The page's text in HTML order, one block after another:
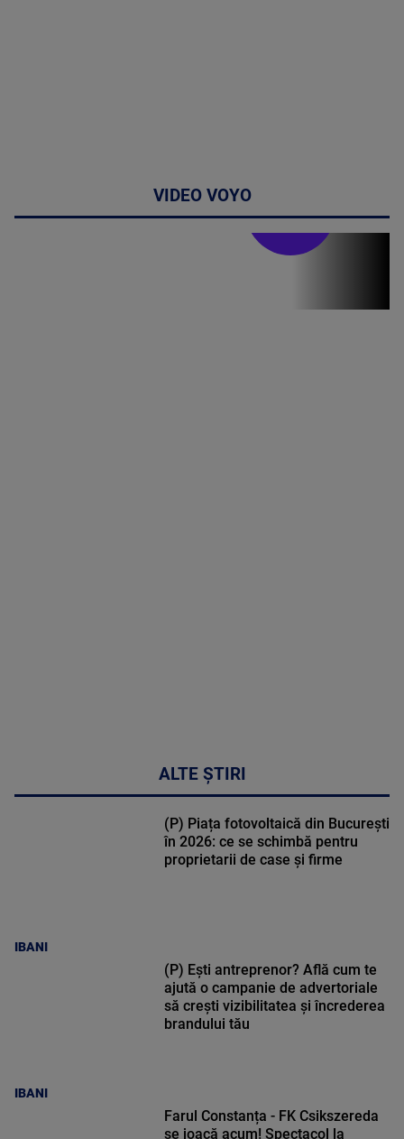
VIDEO VOYO
ALTE ȘTIRI
IBANI
(P) Piața fotovoltaică din București
în 2026: ce se schimbă pentru
proprietarii de case și firme
IBANI
(P) Ești antreprenor? Află cum te
ajută o campanie de advertoriale
să crești vizibilitatea și încrederea
brandului tău
Farul Constanța - FK Csikszereda
se joacă acum! Spectacol la